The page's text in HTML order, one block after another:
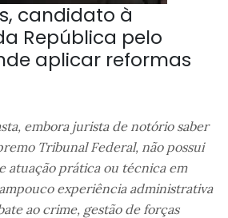
candidato à
República pelo
aplicar reformas
embora jurista de notório saber
Tribunal Federal, não possui
atuação prática ou técnica em
experiência administrativa
ao crime, gestão de forças